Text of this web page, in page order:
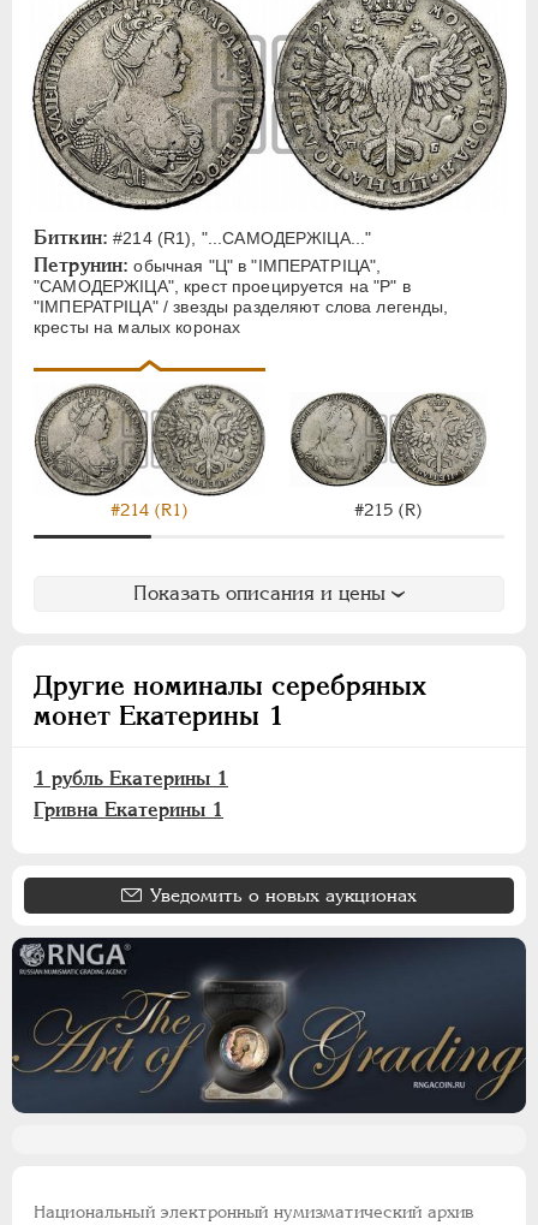
Биткин: #214 (R1), "...САМОДЕРЖIЦА..."
Петрунин: обычная "Ц" в "IМПЕРАТРIЦА",
"САМОДЕРЖIЦА", крест проецируется на "Р" в
"IМПЕРАТРIЦА" / звезды разделяют слова легенды,
кресты на малых коронах
#214 (R1) #215 (R)
Показать описания и цены
Другие номиналы серебряных
монет Екатерины 1
1 рубль Екатерины 1
Гривна Екатерины 1
Уведомить о новых аукционах
Национальный электронный нумизматический архив